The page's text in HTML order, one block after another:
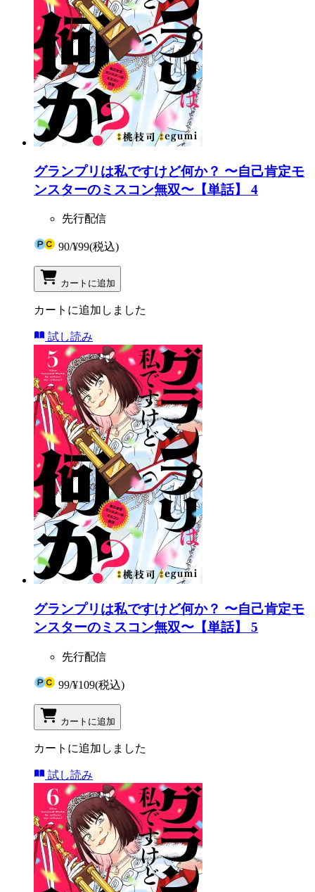
グランプリは私ですけど何か？ 〜自己肯定モ
ンスターのミスコン無双〜【単話】 4
先行配信
90/¥99(税込)
カートに追加
カートに追加しました
試し読み
グランプリは私ですけど何か？ 〜自己肯定モ
ンスターのミスコン無双〜【単話】 5
先行配信
99/¥109(税込)
カートに追加
カートに追加しました
試し読み